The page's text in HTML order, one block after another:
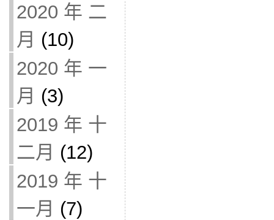
2020 年 二
月 (10)
2020 年 一
月 (3)
2019 年 十
二月 (12)
2019 年 十
一月 (7)